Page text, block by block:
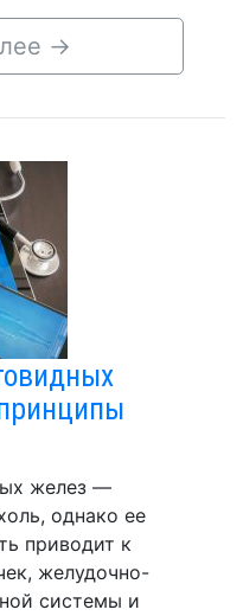
→
желез —
однако ее
приводит к
желудочно-
системы и